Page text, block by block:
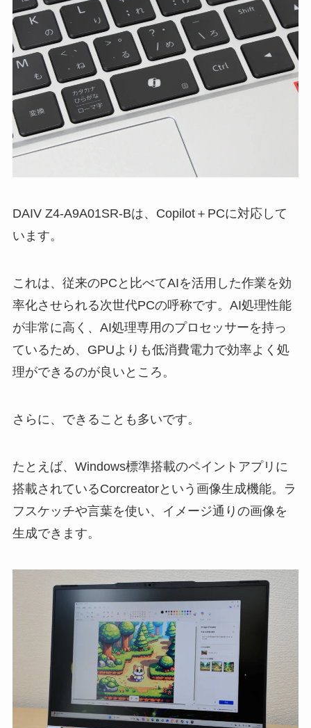
DAIV Z4-A9A01SR-Bは、Copilot＋PCに対応して
います。
これは、従来のPCと比べてAIを活用した作業を効
率化させられる次世代PCの呼称です。AI処理性能
が非常に高く、AI処理専用のプロセッサーを持っ
ているため、GPUよりも低消費電力で効率よく処
理ができるのが良いところ。
さらに、できることも多いです。
たとえば、Windows標準搭載のペイントアプリに
搭載されているCorcreatorという画像生成機能。ラ
フスケッチや言葉を使い、イメージ通りの画像を
生成できます。